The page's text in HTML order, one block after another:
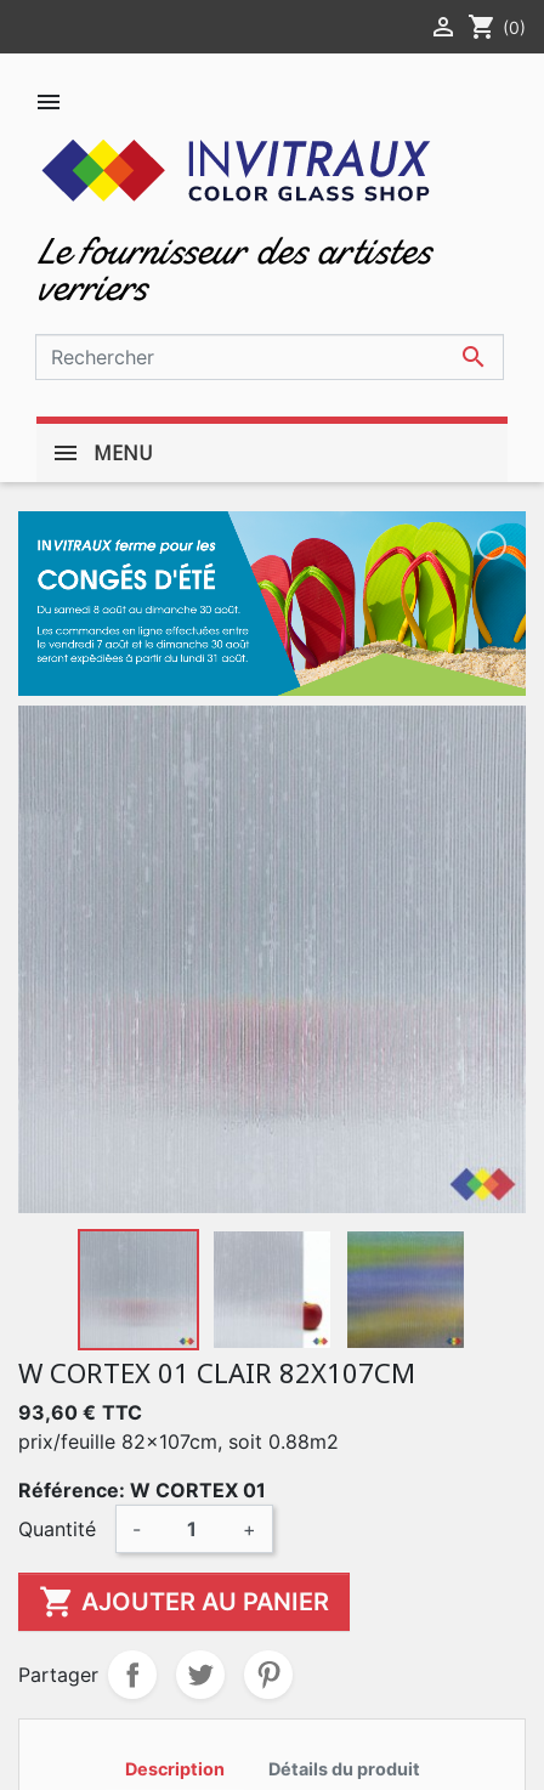
 shopping_cart (0)

Le fournisseur des artistes
verriers

MENU
W CORTEX 01 CLAIR 82X107CM
93,60 € TTC
prix/feuille 82x107cm, soit 0.88m2
Référence: W CORTEX 01
Quantité
- +
 AJOUTER AU PANIER
Partager
Description Détails du produit